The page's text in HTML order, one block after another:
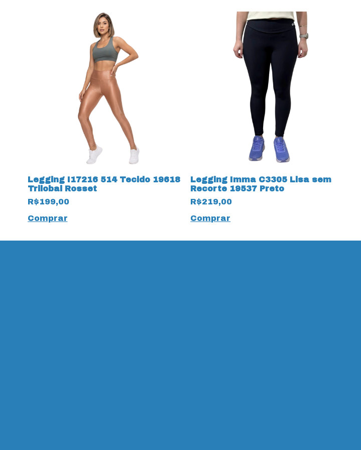
Legging I17216 514 Tecido 19618
Trilobal Rosset
R$199,00
Comprar
Legging Imma C3305 Lisa sem
Recorte 19537 Preto
R$219,00
Comprar